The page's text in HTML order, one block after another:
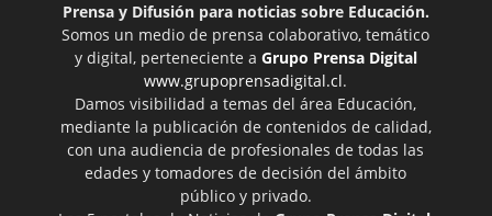
Prensa y Difusión para noticias sobre Educación.
Somos un medio de prensa colaborativo, temático
y digital, perteneciente a Grupo Prensa Digital
www.grupoprensadigital.cl.
Damos visibilidad a temas del área Educación,
mediante la publicación de contenidos de calidad,
con una audiencia de profesionales de todas las
edades y tomadores de decisión del ámbito
público y privado.